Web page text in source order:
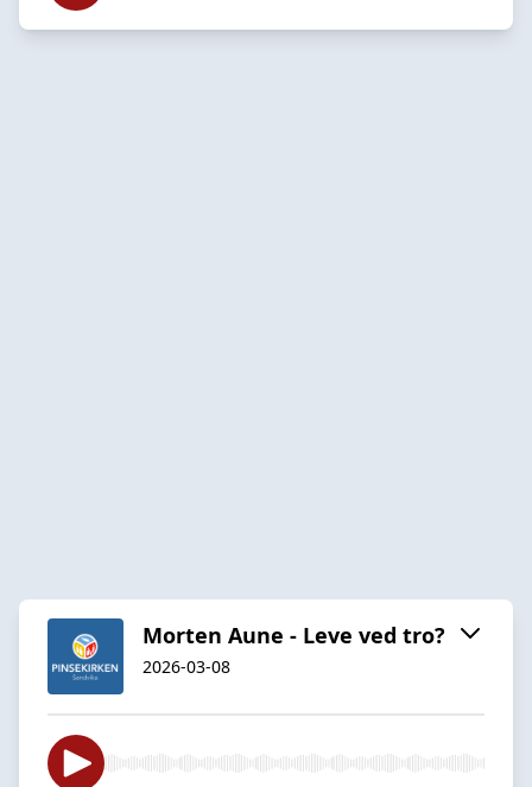
Morten Aune - Leve ved tro?
2026-03-08